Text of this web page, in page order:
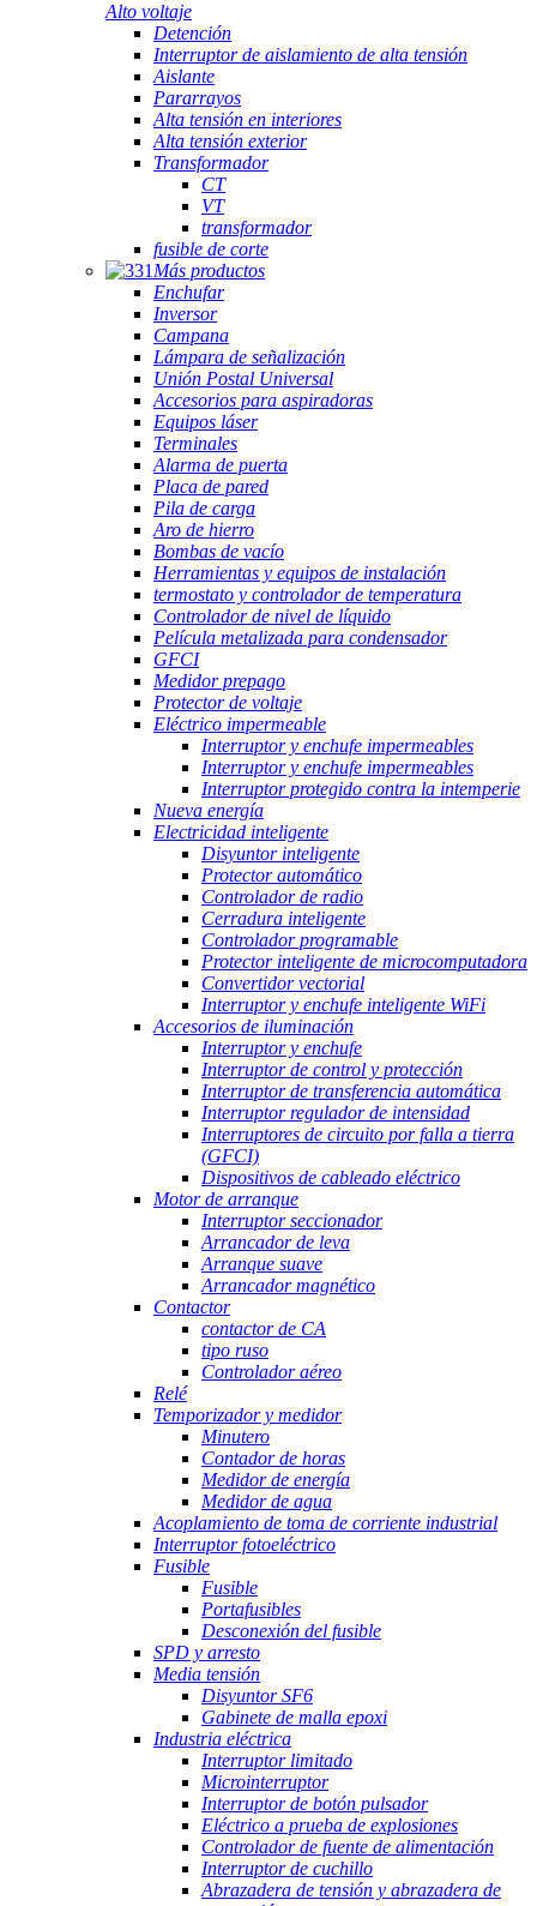
Alto voltaje
Detención
Interruptor de aislamiento de alta tensión
Aislante
Pararrayos
Alta tensión en interiores
Alta tensión exterior
Transformador
CT
VT
transformador
fusible de corte
Más productos
Enchufar
Inversor
Campana
Lámpara de señalización
Unión Postal Universal
Accesorios para aspiradoras
Equipos láser
Terminales
Alarma de puerta
Placa de pared
Pila de carga
Aro de hierro
Bombas de vacío
Herramientas y equipos de instalación
termostato y controlador de temperatura
Controlador de nivel de líquido
Película metalizada para condensador
GFCI
Medidor prepago
Protector de voltaje
Eléctrico impermeable
Interruptor y enchufe impermeables
Interruptor y enchufe impermeables
Interruptor protegido contra la intemperie
Nueva energía
Electricidad inteligente
Disyuntor inteligente
Protector automático
Controlador de radio
Cerradura inteligente
Controlador programable
Protector inteligente de microcomputadora
Convertidor vectorial
Interruptor y enchufe inteligente WiFi
Accesorios de iluminación
Interruptor y enchufe
Interruptor de control y protección
Interruptor de transferencia automática
Interruptor regulador de intensidad
Interruptores de circuito por falla a tierra
(GFCI)
Dispositivos de cableado eléctrico
Motor de arranque
Interruptor seccionador
Arrancador de leva
Arranque suave
Arrancador magnético
Contactor
contactor de CA
tipo ruso
Controlador aéreo
Relé
Temporizador y medidor
Minutero
Contador de horas
Medidor de energía
Medidor de agua
Acoplamiento de toma de corriente industrial
Interruptor fotoeléctrico
Fusible
Fusible
Portafusibles
Desconexión del fusible
SPD y arresto
Media tensión
Disyuntor SF6
Gabinete de malla epoxi
Industria eléctrica
Interruptor limitado
Microinterruptor
Interruptor de botón pulsador
Eléctrico a prueba de explosiones
Controlador de fuente de alimentación
Interruptor de cuchillo
Abrazadera de tensión y abrazadera de